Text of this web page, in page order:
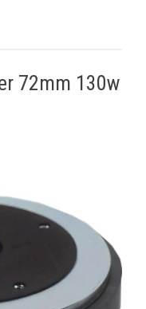
72mm 130w